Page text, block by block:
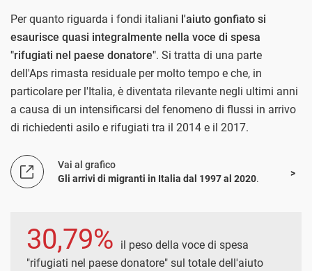
Per quanto riguarda i fondi italiani l'aiuto gonfiato si
esaurisce quasi integralmente nella voce di spesa
"rifugiati nel paese donatore". Si tratta di una parte
dell'Aps rimasta residuale per molto tempo e che, in
particolare per l'Italia, è diventata rilevante negli ultimi anni
a causa di un intensificarsi del fenomeno di flussi in arrivo
di richiedenti asilo e rifugiati tra il 2014 e il 2017.
Vai al grafico
Gli arrivi di migranti in Italia dal 1997 al 2020.
30,79%
il peso della voce di spesa
"rifugiati nel paese donatore" sul totale dell'aiuto